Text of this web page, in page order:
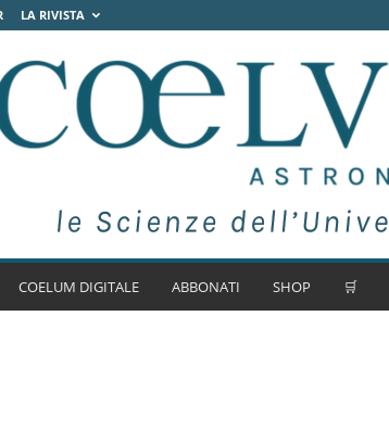
LA RIVISTA
COELUM DIGITALE ABBONATI SHOP 🛒